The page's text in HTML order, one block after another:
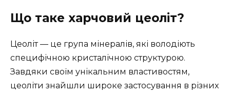
Що таке харчовий цеоліт?
Цеоліт — це група мінералів, які володіють
специфічною кристалічною структурою.
Завдяки своїм унікальним властивостям,
цеоліти знайшли широке застосування в різних